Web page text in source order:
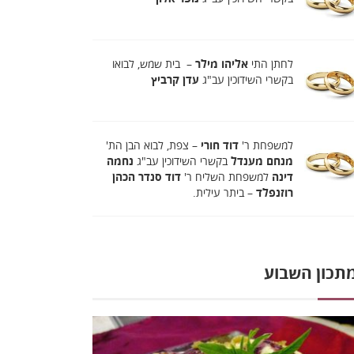
לחתן התי אליהו מילר – בית שמש, לבואו
בקשרי השידוכין עב"ג עדן קרביץ
למשפחת ר' דוד חורי – צפת, לבוא הבן הת'
מנחם מענדל בקשרי השידוכין עב"ג נחמה
דינה למשפחת השליח ר' דוד סנדר הכהן
רוזנפלד – ביתר עילית.
השבוע